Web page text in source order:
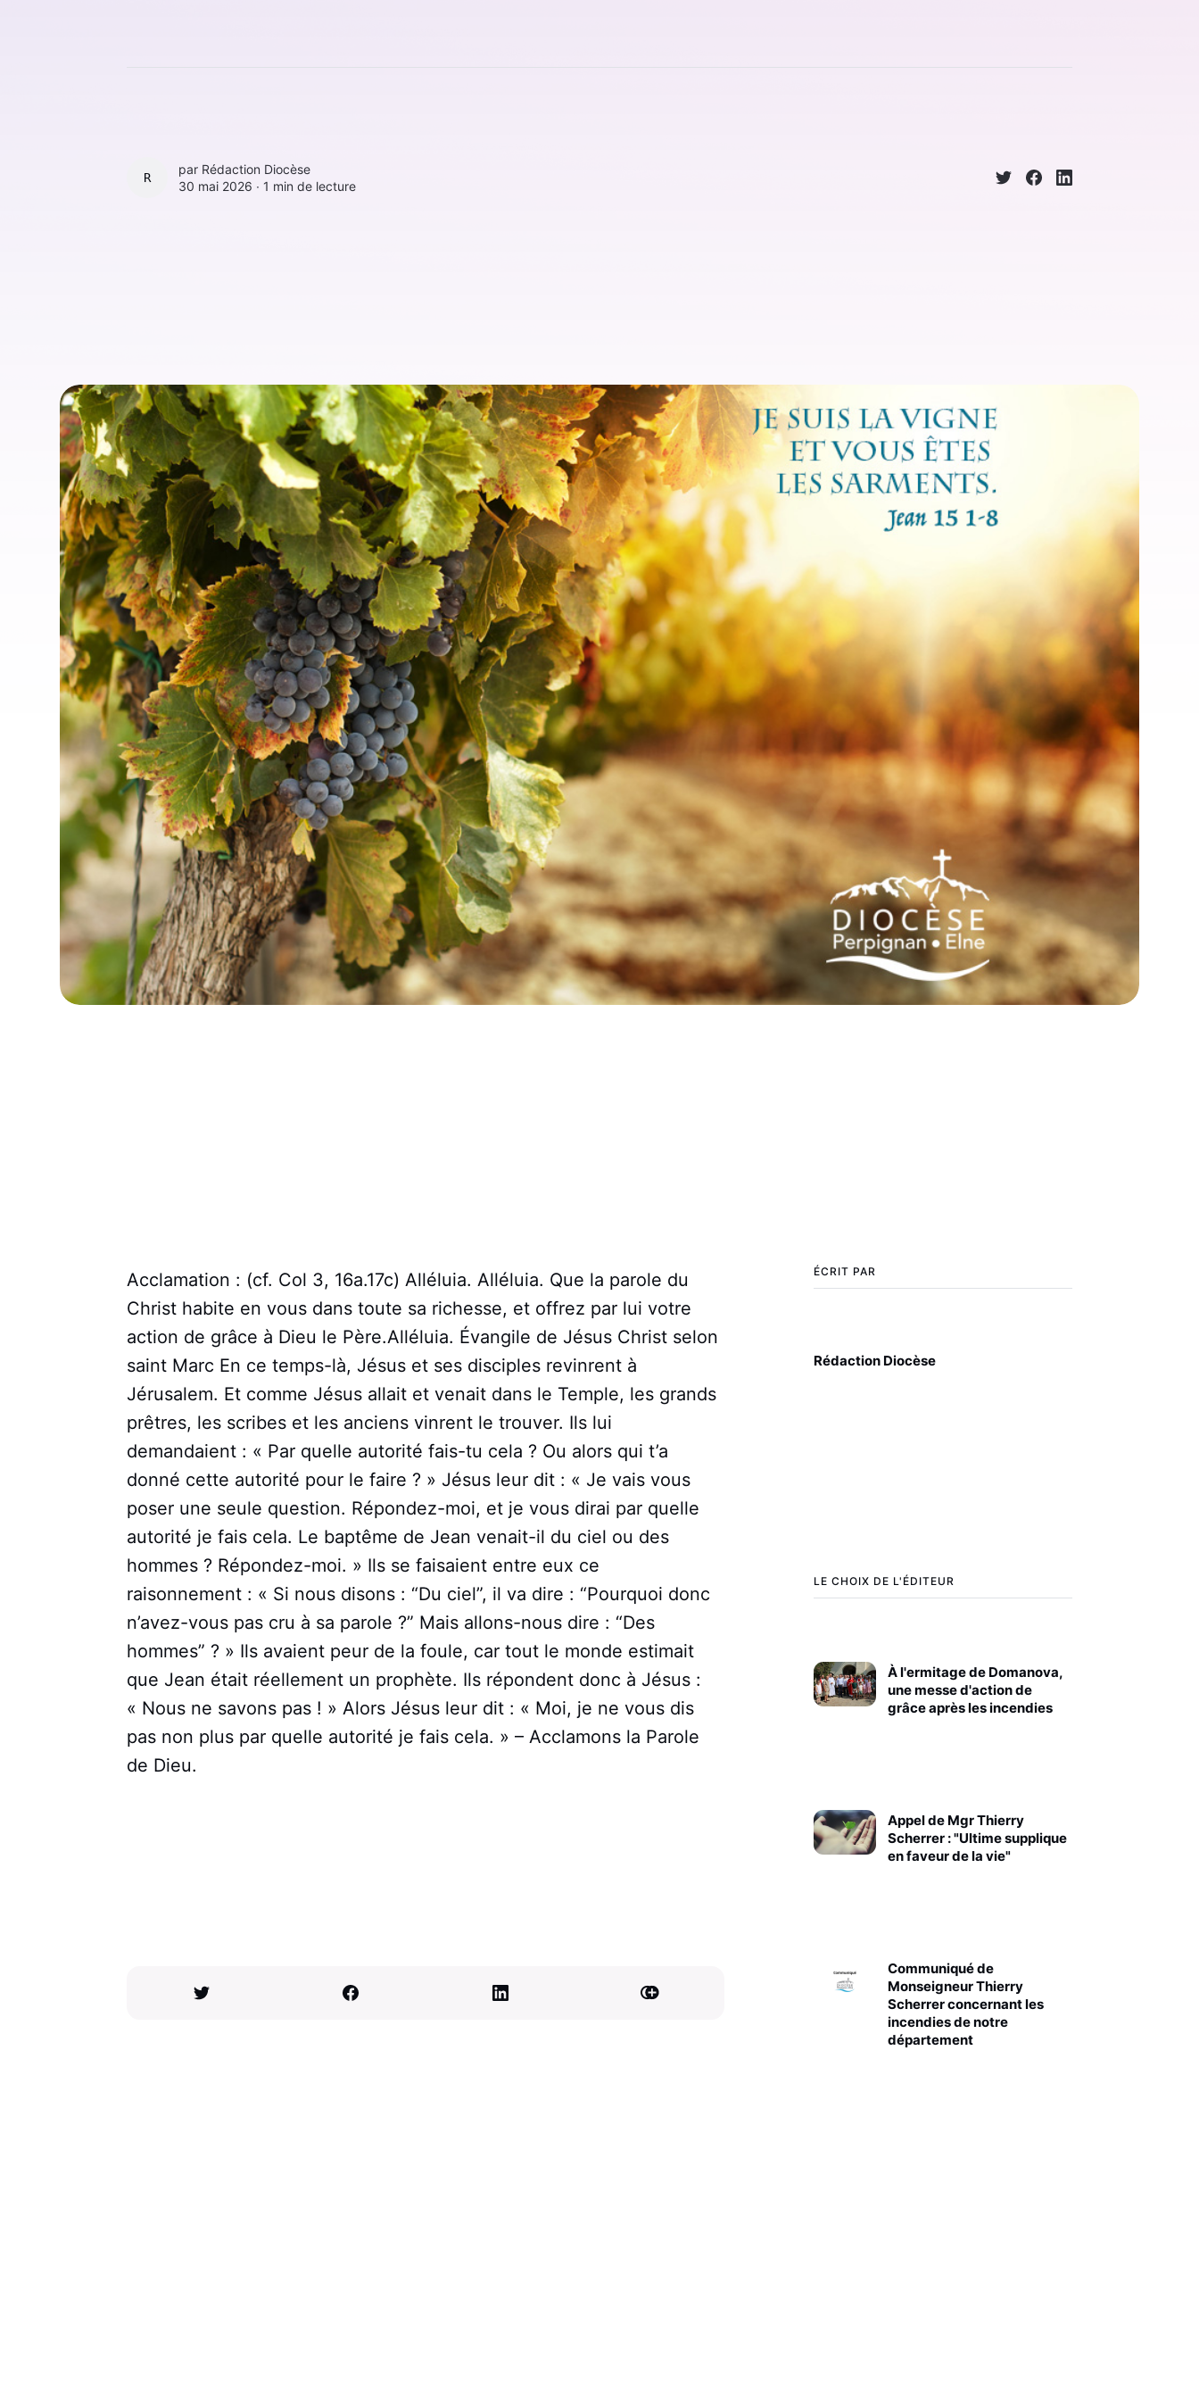
RÉDACTION DIOCÈSE
par Rédaction Diocèse
30 mai 2026 ∙ 1 min de lecture
ÉCRIT PAR
Rédaction Diocèse
LE CHOIX DE L'ÉDITEUR
À l'ermitage de Domanova,
une messe d'action de
grâce après les incendies
Appel de Mgr Thierry
Scherrer : "Ultime supplique
en faveur de la vie"
Communiqué de
Monseigneur Thierry
Scherrer concernant les
incendies de notre
département
Acclamation : (cf. Col 3, 16a.17c) Alléluia. Alléluia. Que la parole du
Christ habite en vous dans toute sa richesse, et offrez par lui votre
action de grâce à Dieu le Père.Alléluia. Évangile de Jésus Christ selon
saint Marc En ce temps-là, Jésus et ses disciples revinrent à
Jérusalem. Et comme Jésus allait et venait dans le Temple, les grands
prêtres, les scribes et les anciens vinrent le trouver. Ils lui
demandaient : « Par quelle autorité fais-tu cela ? Ou alors qui t’a
donné cette autorité pour le faire ? » Jésus leur dit : « Je vais vous
poser une seule question. Répondez-moi, et je vous dirai par quelle
autorité je fais cela. Le baptême de Jean venait-il du ciel ou des
hommes ? Répondez-moi. » Ils se faisaient entre eux ce
raisonnement : « Si nous disons : “Du ciel”, il va dire : “Pourquoi donc
n’avez-vous pas cru à sa parole ?” Mais allons-nous dire : “Des
hommes” ? » Ils avaient peur de la foule, car tout le monde estimait
que Jean était réellement un prophète. Ils répondent donc à Jésus :
« Nous ne savons pas ! » Alors Jésus leur dit : « Moi, je ne vous dis
pas non plus par quelle autorité je fais cela. » – Acclamons la Parole
de Dieu.